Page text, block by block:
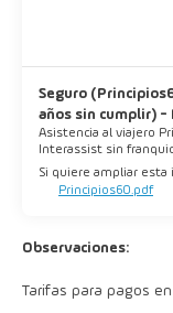
Seguro
años sin cumplir) -
Asistencia al viajero
Interassist sin
Si quiere ampliar esta
Principios60.pdf
Observaciones:
Tarifas para pagos